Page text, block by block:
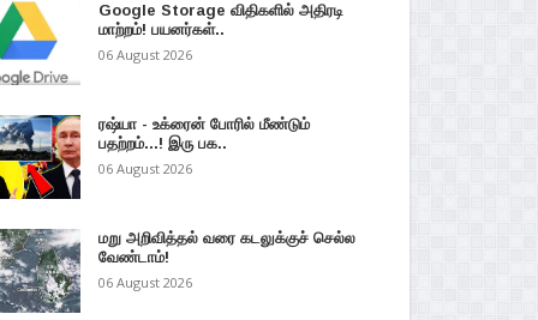
Google Storage விதிகளில் அதிரடி
மாற்றம்! பயனர்கள்..
06 August 2026
ரஷ்யா - உக்ரைன் போரில் மீண்டும்
பதற்றம்...! இரு பக..
06 August 2026
மறு அறிவித்தல் வரை கடலுக்குச் செல்ல
வேண்டாம்!
06 August 2026